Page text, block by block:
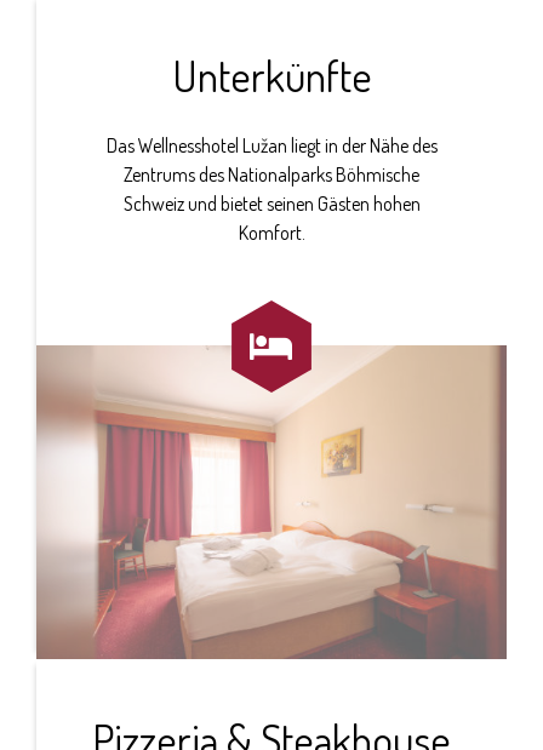
Unterkünfte
Das Wellnesshotel Lužan liegt in der Nähe des
Zentrums des Nationalparks Böhmische
Schweiz und bietet seinen Gästen hohen
Komfort.

Pizzeria & Steakhouse